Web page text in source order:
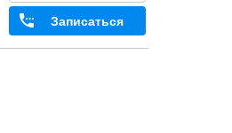
Записаться